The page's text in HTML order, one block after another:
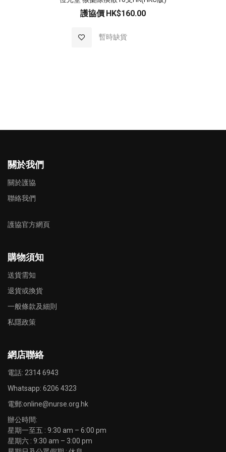
護協價 HK$160.00
暫時缺貨
加入至願望清單
關於我們
關於護協
聯絡我們
護協官方網頁
購物須知
送貨需知
退貨或換貨
一般條款及細則
私隱政策
網店聯絡
電話: 2314 6943
Whatsapp: 6206 4323
電郵:online@nurse.org.hk
辦公時間:
星期一至五 : 9:30 am – 6:00 pm
星期六 : 9:30 am – 3:00 pm